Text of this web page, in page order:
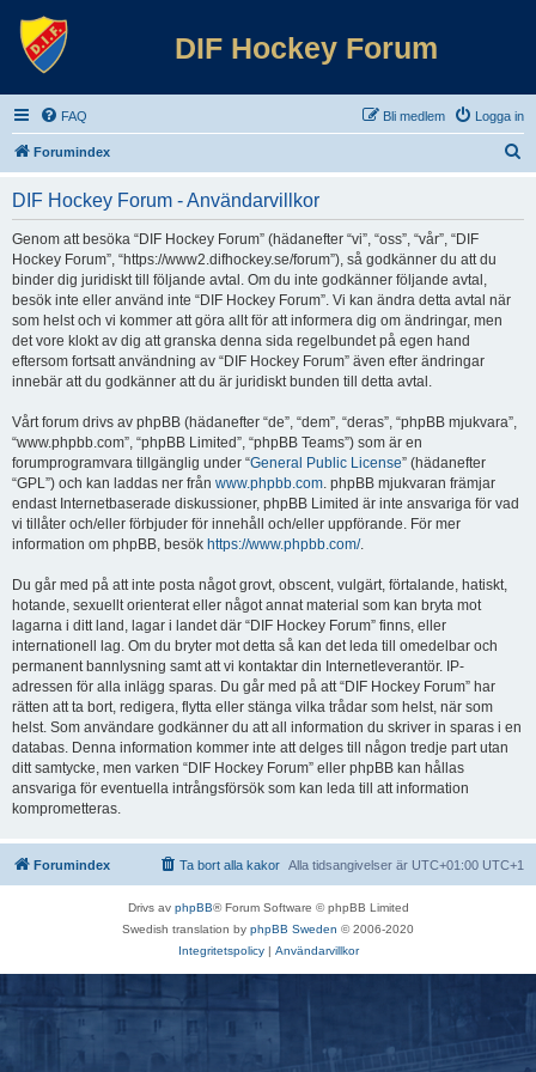
DIF Hockey Forum
FAQ Logga in
Bli medlem
Forumindex
DIF Hockey Forum - Användarvillkor
Genom att besöka “DIF Hockey Forum” (hädanefter “vi”, “oss”, “vår”, “DIF
Hockey Forum”, “https://www2.difhockey.se/forum”), så godkänner du att du
binder dig juridiskt till följande avtal. Om du inte godkänner följande avtal,
besök inte eller använd inte “DIF Hockey Forum”. Vi kan ändra detta avtal när
som helst och vi kommer att göra allt för att informera dig om ändringar, men
det vore klokt av dig att granska denna sida regelbundet på egen hand
eftersom fortsatt användning av “DIF Hockey Forum” även efter ändringar
innebär att du godkänner att du är juridiskt bunden till detta avtal.
Vårt forum drivs av phpBB (hädanefter “de”, “dem”, “deras”, “phpBB mjukvara”,
“www.phpbb.com”, “phpBB Limited”, “phpBB Teams”) som är en
forumprogramvara tillgänglig under “General Public License” (hädanefter
“GPL”) och kan laddas ner från www.phpbb.com. phpBB mjukvaran främjar
endast Internetbaserade diskussioner, phpBB Limited är inte ansvariga för vad
vi tillåter och/eller förbjuder för innehåll och/eller uppförande. För mer
information om phpBB, besök https://www.phpbb.com/.
Du går med på att inte posta något grovt, obscent, vulgärt, förtalande, hatiskt,
hotande, sexuellt orienterat eller något annat material som kan bryta mot
lagarna i ditt land, lagar i landet där “DIF Hockey Forum” finns, eller
internationell lag. Om du bryter mot detta så kan det leda till omedelbar och
permanent bannlysning samt att vi kontaktar din Internetleverantör. IP-
adressen för alla inlägg sparas. Du går med på att “DIF Hockey Forum” har
rätten att ta bort, redigera, flytta eller stänga vilka trådar som helst, när som
helst. Som användare godkänner du att all information du skriver in sparas i en
databas. Denna information kommer inte att delges till någon tredje part utan
ditt samtycke, men varken “DIF Hockey Forum” eller phpBB kan hållas
ansvariga för eventuella intrångsförsök som kan leda till att information
komprometteras.
Forumindex Alla tidsangivelser är UTC+01:00 UTC+1
Ta bort alla kakor
Drivs av phpBB® Forum Software © phpBB Limited
Swedish translation by phpBB Sweden © 2006-2020
Integritetspolicy| Användarvillkor